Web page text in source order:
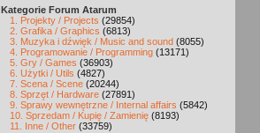
Kategorie Forum Atarum
1. Projekty / Projects (29854)
2. Grafika / Graphics (6813)
3. Muzyka i dźwięk / Music and sound (8055)
4. Programowanie / Programming (13171)
5. Gry / Games (36903)
6. Użytki / Utils (4827)
7. Scena / Scene (20244)
8. Sprzęt / Hardware (27891)
9. Sprawy wewnętrzne / Internal affairs (5842)
10. Sprzedam / Kupię / Zamienię (8193)
11. Inne / Other (33759)